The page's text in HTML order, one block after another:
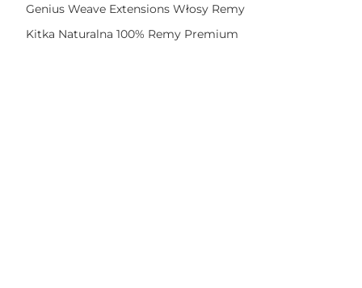
Genius Weave Extensions Włosy Remy
Kitka Naturalna 100% Remy Premium